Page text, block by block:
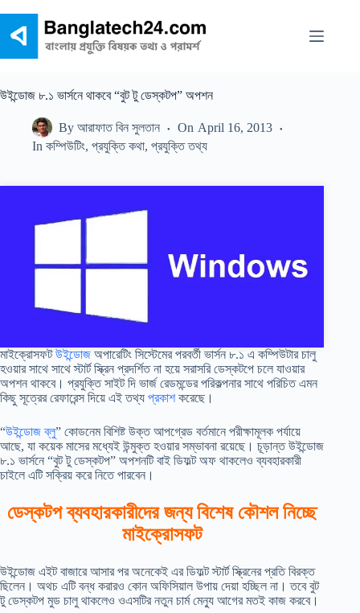
content
উইন্ডোজ ৮.১ ভার্সনে থাকবে “বুট টু ডেস্কটপ” অপশন
By আরাফাত বিন সুলতান On April 16, 2013
In কম্পিউটিং,প্রযুক্তি কথা,প্রযুক্তি তথ্য
মাইক্রোসফটউইন্ডোজ অপারেটিং সিস্টেমের পরবর্তী ভার্সন ৮.১ এ কম্পিউটার চালু
হওয়ার সাথে সাথে স্টার্ট স্ক্রিন প্রদর্শিত না হয়ে সরাসরি ডেস্কটপে চলে যাওয়ার
অপশন থাকবে। প্রযুক্তি সাইট দি ভার্জ রেডমন্ডের পরিকল্পনার সাথে পরিচিত এমন
কিছু সূত্রের রেফারেন্স দিয়ে এই তথ্য প্রকাশকরেছে।
“উইন্ডোজ ব্লু” কোডনেম বিশিষ্ট উক্ত আপগ্রেড বর্তমানে পরীক্ষামূলক পর্যায়ে
আছে, যা কয়েক মাসের মধ্যেই উন্মুক্ত হওয়ার সম্ভাবনা রয়েছে। চূড়ান্ত উইন্ডোজ
৮.১ ভার্সনে “বুট টু ডেস্কটপ” অপশনটি বাই ডিফল্ট অফ থাকলেও ব্যবহারকারী
চাইলে এটি সক্রিয় করে নিতে পারবেন।
ডেস্কটপ ব্যবহারকারীদের জন্য বিশেষ কৌশল নিচ্ছে
মাইক্রোসফট
উইন্ডোজ এইট বাজারে আসার পর অনেকেই এর ডিফল্ট স্টার্ট স্ক্রিনের প্রতি বিরক্ত
ছিলেন। অথচ এটি বন্ধ করারও কোন অফিসিয়াল উপায় দেয়া হচ্ছিল না। তবে বুট
টু ডেস্কটপ মুড চালু থাকলেও ওএসটির নতুন চার্ম মেন্যু আগের মতই কাজ করবে।